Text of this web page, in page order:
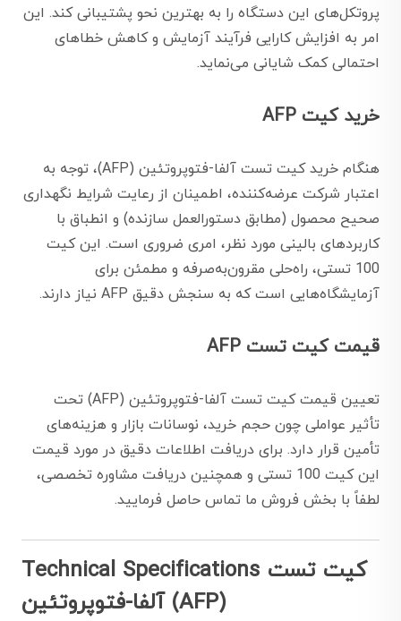
پروتکل‌های این دستگاه را به بهترین نحو پشتیبانی کند. این
امر به افزایش کارایی فرآیند آزمایش و کاهش خطاهای
احتمالی کمک شایانی می‌نماید.
خرید کیت AFP
هنگام خرید کیت تست آلفا-فتوپروتئین (AFP)، توجه به
اعتبار شرکت عرضه‌کننده، اطمینان از رعایت شرایط نگهداری
صحیح محصول (مطابق دستورالعمل سازنده) و انطباق با
کاربردهای بالینی مورد نظر، امری ضروری است. این کیت
100 تستی، راه‌حلی مقرون‌به‌صرفه و مطمئن برای
آزمایشگاه‌هایی است که به سنجش دقیق AFP نیاز دارند.
قیمت کیت تست AFP
تعیین قیمت کیت تست آلفا-فتوپروتئین (AFP) تحت
تأثیر عواملی چون حجم خرید، نوسانات بازار و هزینه‌های
تأمین قرار دارد. برای دریافت اطلاعات دقیق در مورد قیمت
این کیت 100 تستی و همچنین دریافت مشاوره تخصصی،
لطفاً با بخش فروش ما تماس حاصل فرمایید.
Technical Specifications کیت تست
آلفا-فتوپروتئین (AFP)